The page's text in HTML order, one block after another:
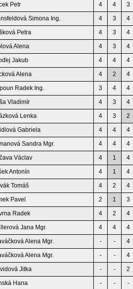
Petr 4 4 3
Simona Ing. 4 3 4
Petra 4 3 4
Alena 4 3 4
Jakub 4 4 4
Alena 4 2 4
Radek Ing. 3 4 4
Vladimír 4 3 4
Lenka 4 3 2
Gabriela 4 4 4
Sandra Mgr. 4 4 4
Václav 4 1 4
Antonín 4 1 4
Tomáš 4 2 4
Pavel 2 1 3
Radek 4 2 4
Jana Mgr. 4 4 4
Alena Mgr. - - 4
Alena Mgr. - - 4
Jitka - - 2
Hana - - -